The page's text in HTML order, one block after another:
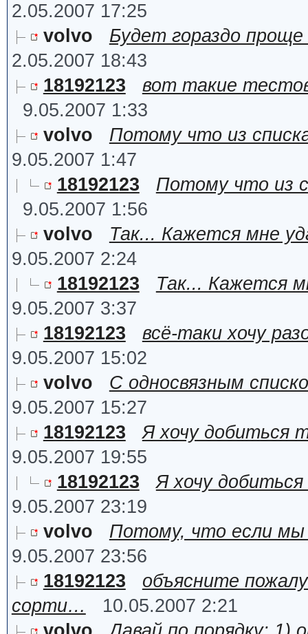
2.05.2007 17:25
volvo
Будет гораздо
2.05.2007 18:43
18192123
вот такие
9.05.2007 1:33
volvo
Потому что из
9.05.2007 1:47
18192123
Потому что из
9.05.2007 1:56
volvo
Так... Кажется мне
9.05.2007 2:24
18192123
Так... Кажется
9.05.2007 3:37
18192123
всё-таки хочу
9.05.2007 15:02
volvo
С односвязным
9.05.2007 15:27
18192123
Я хочу добиться
9.05.2007 19:55
18192123
Я хочу
9.05.2007 23:19
volvo
Потому, что если мы
9.05.2007 23:56
18192123
объясните
сорти…
10.05.2007 2:21